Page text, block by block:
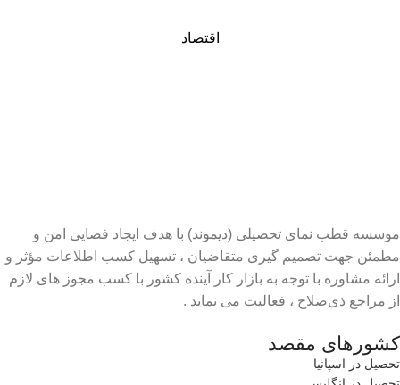
اقتصاد
موسسه قطب نمای تحصیلی (دیموند) با هدف ایجاد فضایی امن و
مطمئن جهت تصمیم گیری متقاضیان ، تسهیل کسب اطلاعات مؤثر و
ارائه مشاوره با توجه به بازار کار آینده کشور با کسب مجوز های لازم
از مراجع ذی‌صلاح ، فعالیت می نماید .
کشورهای مقصد
تحصیل در اسپانیا